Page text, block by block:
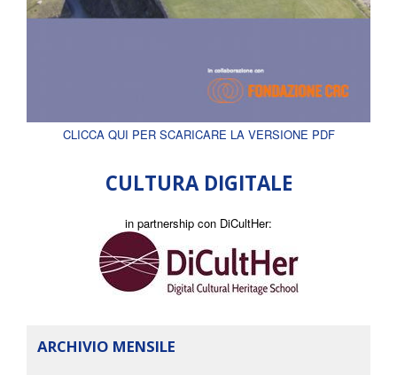
CLICCA QUI PER SCARICARE LA VERSIONE PDF
CULTURA DIGITALE
in partnership con DiCultHer:
ARCHIVIO MENSILE